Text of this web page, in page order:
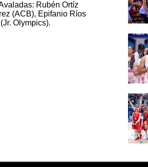
Rubén Ortíz
(ACB), Epifanio Ríos
Olympics).